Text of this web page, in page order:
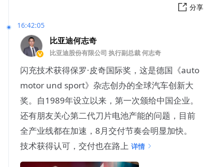
分享
16:42:05
比亚迪何志奇
比亚迪股份有限公司 执行副总裁 何志奇
闪充技术获得保罗·皮奇国际奖，这是德国《auto
motor und sport》杂志创办的全球汽车创新大
奖。自1989年设立以来，第一次颁给中国企业。
还有朋友关心第二代刀片电池产能的问题，目前
全产业线都在加速，8月交付节奏会明显加快。
技术获得认可，交付也在路上 详情